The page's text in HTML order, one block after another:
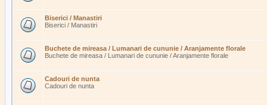
Biserici / Manastiri
Biserici / Manastiri
Buchete de mireasa / Lumanari de cununie / Aranjamente florale
Buchete de mireasa / Lumanari de cununie / Aranjamente florale
Cadouri de nunta
Cadouri de nunta